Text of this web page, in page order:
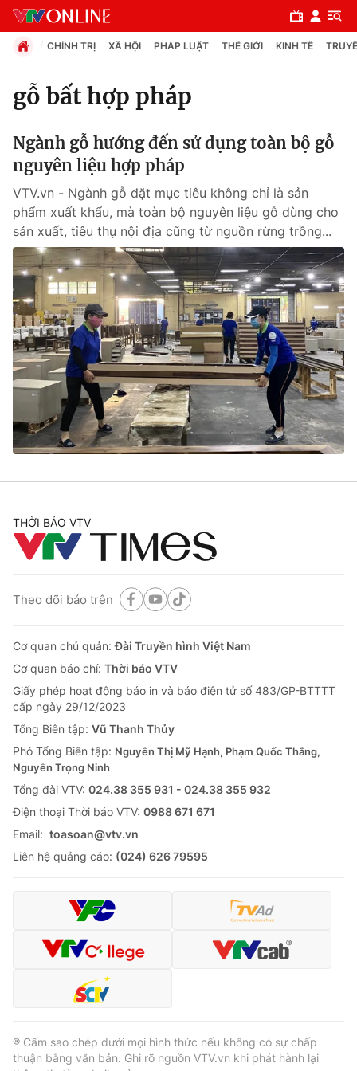
Chuyên mục
Chính trị
Xã hội
Pháp luật
Y tế
Thế giới
Tin tức
Thế giới đó đây
Câu chuyện quốc tế
Kinh tế
Tài chính
Thị trường
Góc doanh nghiệp
Dữ liệu và đời sống
Truyền hình
Phim VTV
Hậu trường
Giải sao mai
Giải trí
Điện ảnh
Âm nhạc
Du lịch
Làm đẹp
Chất lượng cuộc sống
Tuyển sinh
Học trực tuyến
Công nghệ
Hitech Công nghệ tương lai
Sản phẩm
Thị trường
Tư vấn
Giao lưu trực tuyến
Lịch phát sóng
Chuyên mục khác
Emagazine Podcast
Video Shorts video
VTV Money
VTV Sức khoẻ Bất động sản
CHÍNH TRỊ XÃ HỘI PHÁP LUẬT THẾ GIỚI KINH TẾ
gỗ bất hợp pháp
Ngành gỗ hướng đến sử dụng toàn bộ gỗ
nguyên liệu hợp pháp
VTV.vn - Ngành gỗ đặt mục tiêu không chỉ là sản
phẩm xuất khẩu, mà toàn bộ nguyên liệu gỗ dùng cho
sản xuất, tiêu thụ nội địa cũng từ nguồn rừng trồng...
THỜI BÁO VTV
Theo dõi báo trên
Cơ quan chủ quản:Đài Truyền hình Việt Nam
Cơ quan báo chí: Thời báo VTV
Giấy phép hoạt động báo in và báo điện tử số 483/GP-BTTTT
cấp ngày 29/12/2023
Tổng Biên tập: Vũ Thanh Thủy
Phó Tổng Biên tập: Nguyễn Thị Mỹ Hạnh, Phạm Quốc Thắng,
Nguyễn Trọng Ninh
Tổng đài VTV: 024.38 355 931 - 024.38 355 932
Ðiện thoại Thời báo VTV: 0988 671 671
Email: toasoan@vtv.vn
Liên hệ quảng cáo: (024) 626 79595
® Cấm sao chép dưới mọi hình thức nếu không có sự chấp
thuận bằng văn bản. Ghi rõ nguồn VTV.vn khi phát hành lại